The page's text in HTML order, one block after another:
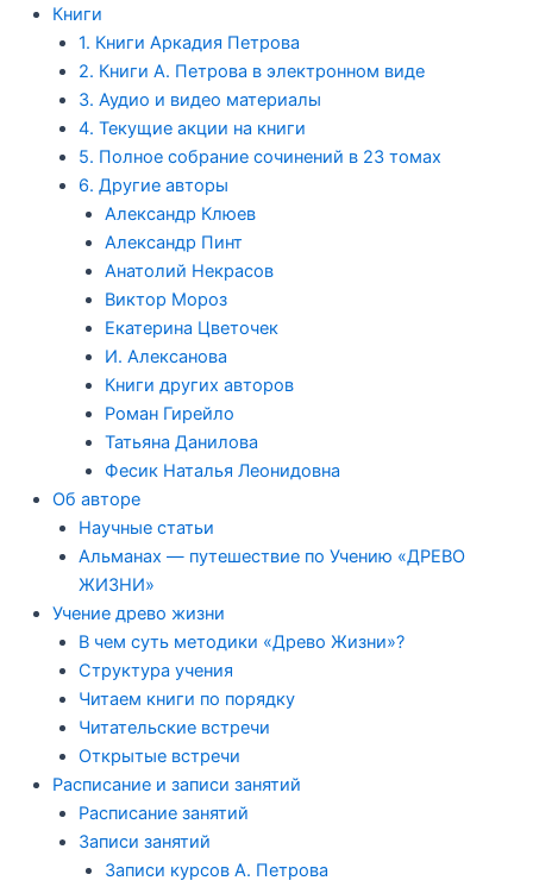
Книги
1. Книги Аркадия Петрова
2. Книги А. Петрова в электронном виде
3. Аудио и видео материалы
4. Текущие акции на книги
5. Полное собрание сочинений в 23 томах
6. Другие авторы
Александр Клюев
Александр Пинт
Анатолий Некрасов
Виктор Мороз
Екатерина Цветочек
И. Алексанова
Книги других авторов
Роман Гирейло
Татьяна Данилова
Фесик Наталья Леонидовна
Об авторе
Научные статьи
Альманах — путешествие по Учению «ДРЕВО
ЖИЗНИ»
Учение древо жизни
В чем суть методики «Древо Жизни»?
Структура учения
Читаем книги по порядку
Читательские встречи
Открытые встречи
Расписание и записи занятий
Расписание занятий
Записи занятий
Записи курсов А. Петрова